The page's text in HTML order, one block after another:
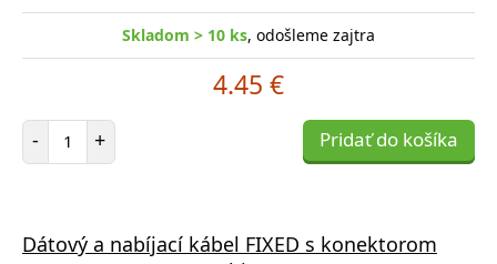
Skladom > 10 ks, odošleme zajtra
4.45 €
- Počet položiek
+ Pridať do košíka
Dátový a nabíjací kábel FIXED s konektorom